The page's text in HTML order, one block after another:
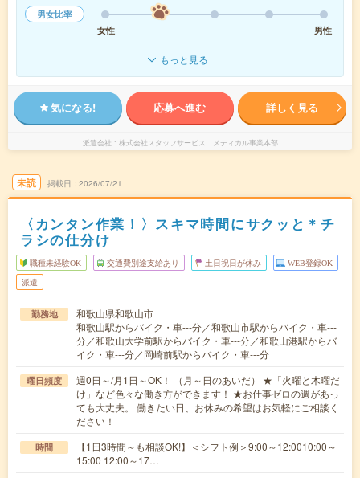
男女比率
女性
男性
もっと見る
気になる! 応募へ進む 詳しく見る
派遣会社 株式会社スタッフサービス メディカル事業本部
未読 掲載日 2026/07/21
〈カンタン作業！〉スキマ時間にサクッと＊チ
ラシの仕分け
職種未経験OK 交通費別途支給あり 土日祝日が休み WEB登録OK
派遣
勤務地
和歌山県和歌山市
和歌山駅からバイク・車---分／和歌山市駅からバイク・車---
分／和歌山大学前駅からバイク・車---分／和歌山港駅からバ
イク・車---分／岡崎前駅からバイク・車---分
曜日頻度
週0日～/月1日～OK！ （月～日のあいだ） ★「火曜と木曜だ
け」など色々な働き方ができます！ ★お仕事ゼロの週があっ
ても大丈夫。 働きたい日、お休みの希望はお気軽にご相談く
ださい！
時間
【1日3時間～も相談OK!】＜シフト例＞9:00～12:0010:00～
15:00 12:00～17…